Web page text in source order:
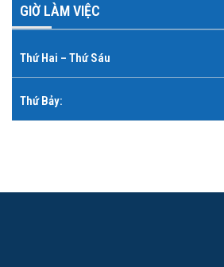
GIỜ LÀM VIỆC
Thứ Hai – Thứ Sáu
Thứ Bảy: